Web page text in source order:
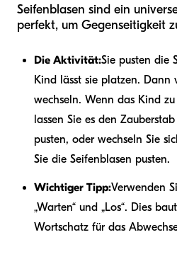
Seifenblasen sind ein
perfekt, um Gegenseitigkeit
Die Aktivität:Sie pusten die
Kind lässt sie platzen. Dann
wechseln. Wenn das Kind
lassen Sie es den
pusten, oder wechseln Sie
Sie die Seifenblasen pusten.
Wichtiger Tipp:Verwenden
„Warten“ und „Los“. Dies
Wortschatz für das